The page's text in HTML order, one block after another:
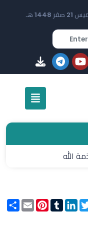
1448 هـ
الله
انشرEmail
PinterestTumblrLinkedIn